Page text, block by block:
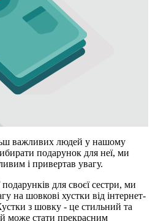
важливих людей у нашому
подарунок для неї, ми
і привертав увагу.
для своєї сестри, ми
на шовкові хустки від інтернет-
з шовку - це стильний та
може стати прекрасним